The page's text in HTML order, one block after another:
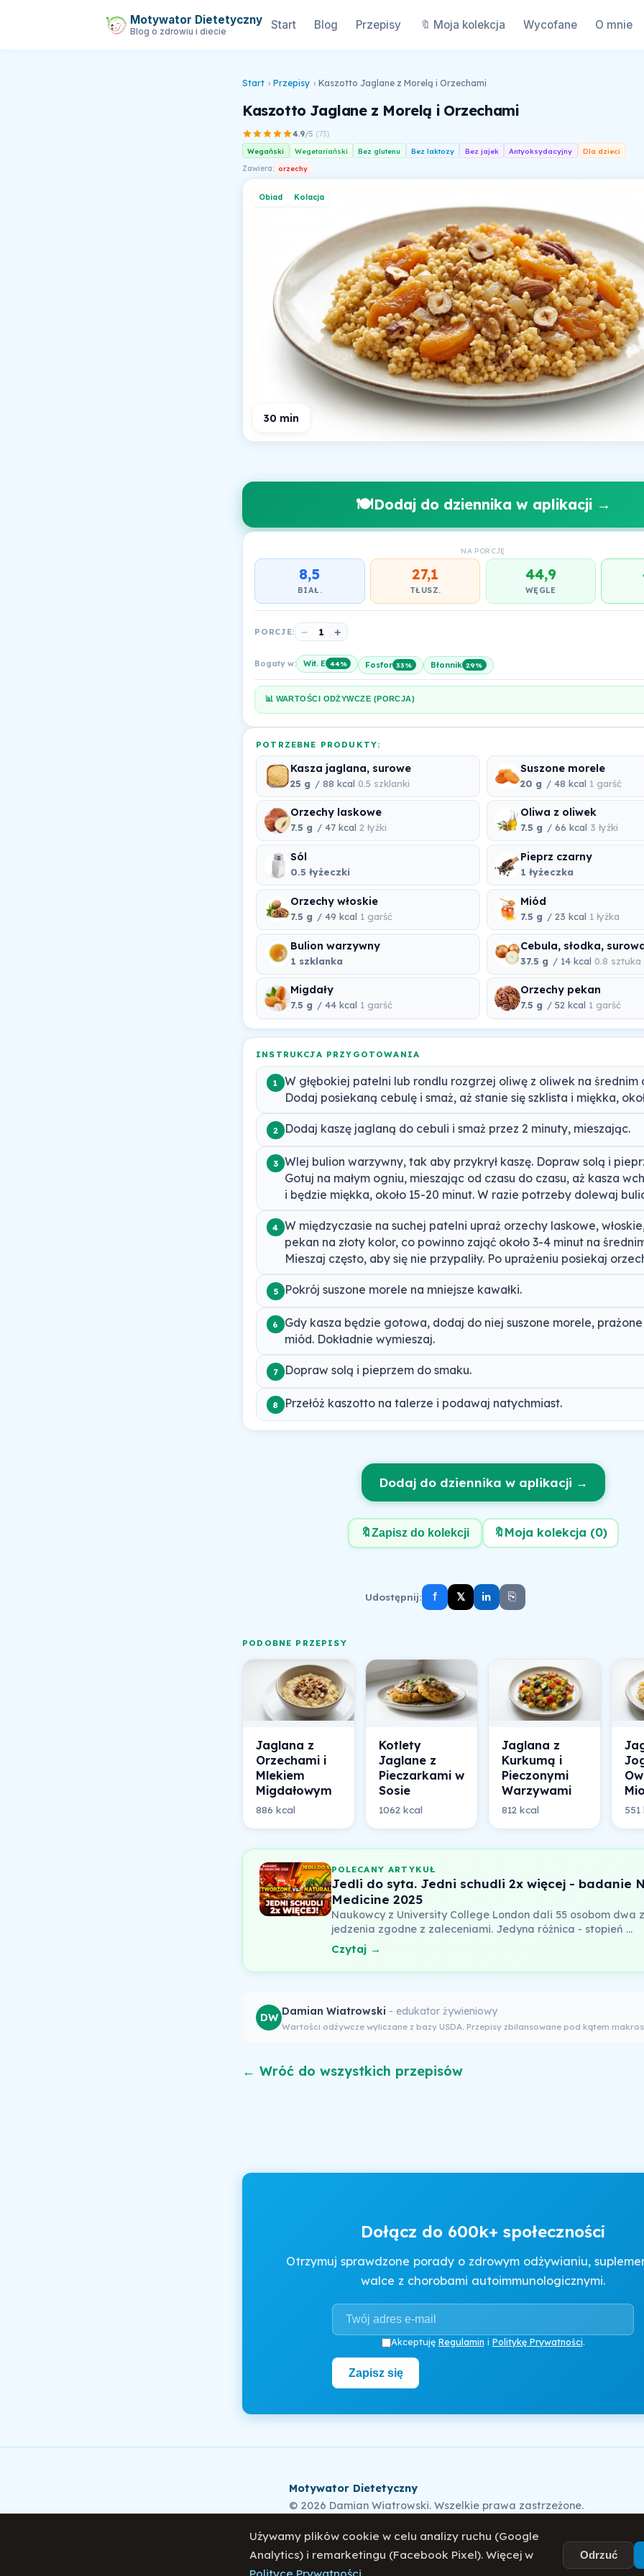
Motywator Dietetyczny
Blog o zdrowiu i diecie Start Blog Przepisy 🔖 Moja kolekcja Wycofane O mnie
Start › Przepisy › Kaszotto Jaglane z Morelą i Orzechami
Kaszotto Jaglane z Morelą i Orzechami
4.9/5 (73)
Wegański Wegetariański Bez glutenu Bez laktozy Bez jajek Antyoksydacyjny Dla dzieci
Zawiera: orzechy
Obiad Kolacja
30 min
🍽️Dodaj do dziennika w aplikacji →
NA PORCJĘ
8,5
BIAŁ.
27,1
TŁUSZ.
44,9
WĘGLE
PORCJE: − 1 +
Bogaty w: Wit. E 44% Fosfor 33% Błonnik 29%
📊 WARTOŚCI ODŻYWCZE (PORCJA)
POTRZEBNE PRODUKTY:
Kasza jaglana, surowe
25 g / 88 kcal 0.5 szklanki
Suszone morele
20 g / 48 kcal 1 garść
Orzechy laskowe
7.5 g / 47 kcal 2 łyżki
Oliwa z oliwek
7.5 g / 66 kcal 3 łyżki
Sól
0.5 łyżeczki
Pieprz czarny
1 łyżeczka
Orzechy włoskie
7.5 g / 49 kcal 1 garść
Miód
7.5 g / 23 kcal 1 łyżka
Bulion warzywny
1 szklanka
Cebula, słodka,
37.5 g / 14 kcal 0.8 sztuka
Migdały
7.5 g / 44 kcal 1 garść
Orzechy pekan
7.5 g / 52 kcal 1 garść
INSTRUKCJA PRZYGOTOWANIA
1
W głębokiej patelni lub rondlu rozgrzej oliwę z oliwek na średnim
Dodaj posiekaną cebulę i smaż, aż stanie się szklista i miękka,
2 Dodaj kaszę jaglaną do cebuli i smaż przez 2 minuty, mieszając.
3
Wlej bulion warzywny, tak aby przykrył kaszę. Dopraw solą i
Gotuj na małym ogniu, mieszając od czasu do czasu, aż kasza
i będzie miękka, około 15-20 minut. W razie potrzeby dolewaj
4 W międzyczasie na suchej patelni upraż orzechy laskowe,
pekan na złoty kolor, co powinno zająć około 3-4 minut na
Mieszaj często, aby się nie przypaliły. Po uprażeniu posiekaj
5 Pokrój suszone morele na mniejsze kawałki.
6
Gdy kasza będzie gotowa, dodaj do niej suszone morele,
miód. Dokładnie wymieszaj.
7 Dopraw solą i pieprzem do smaku.
8 Przełóż kaszotto na talerze i podawaj natychmiast.
Dodaj do dziennika w aplikacji →
🔖Zapisz do kolekcji 🔖 Moja kolekcja (0)
Udostępnij: f 𝕏 in ⎘
PODOBNE PRZEPISY
Jaglana z
Orzechami i
Mlekiem
Migdałowym
886 kcal
Kotlety
Jaglane z
Pieczarkami w
Sosie
1062 kcal
Jaglana z
Kurkumą i
Pieczonymi
Warzywami
812 kcal
POLECANY ARTYKUŁ
Jedli do syta. Jedni schudli 2x więcej - badanie
Medicine 2025
Naukowcy z University College London dali 55 osobom dwa
jedzenia zgodne z zaleceniami. Jedyna różnica - stopień …
Czytaj →
DW
Damian Wiatrowski - edukator żywieniowy
Wartości odżywcze wyliczane z bazy USDA. Przepisy zbilansowane pod kątem
← Wróć do wszystkich przepisów
Dołącz do 600k+ społeczności
Otrzymuj sprawdzone porady o zdrowym odżywianiu,
walce z chorobami autoimmunologicznymi.
Akceptuję Regulamin i Politykę Prywatności.
Zapisz się
Motywator Dietetyczny
© 2026 Damian Wiatrowski. Wszelkie prawa zastrzeżone.
Polityka PrywatnościRegulamin O mnieBlog
Używamy plików cookie w celu analizy ruchu (Google
Analytics) i remarketingu (Facebook Pixel). Więcej w
Odrzuć